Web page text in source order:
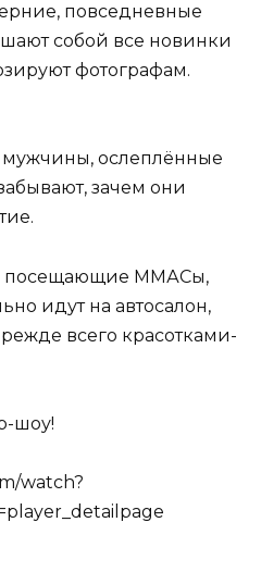
повседневные
собой все новинки
фотографам.
ослеплённые
зачем они
посещающие ММАСы,
идут на автосалон,
всего красотками-
шоу!
watch?